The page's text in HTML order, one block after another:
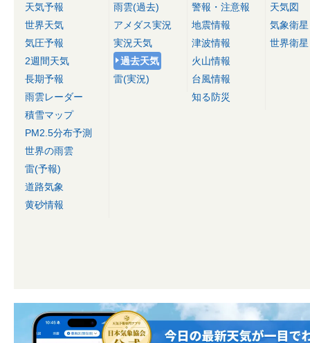
天気予報
世界天気
気圧予報
2週間天気
長期予報
雨雲レーダー
積雪マップ
PM2.5分布予測
世界の雨雲
雷(予報)
道路気象
黄砂情報
雨雲(過去)
アメダス実況
実況天気
過去天気
雷(実況)
警報・注意報
地震情報
津波情報
火山情報
台風情報
知る防災
天気図
気象衛星
世界衛星